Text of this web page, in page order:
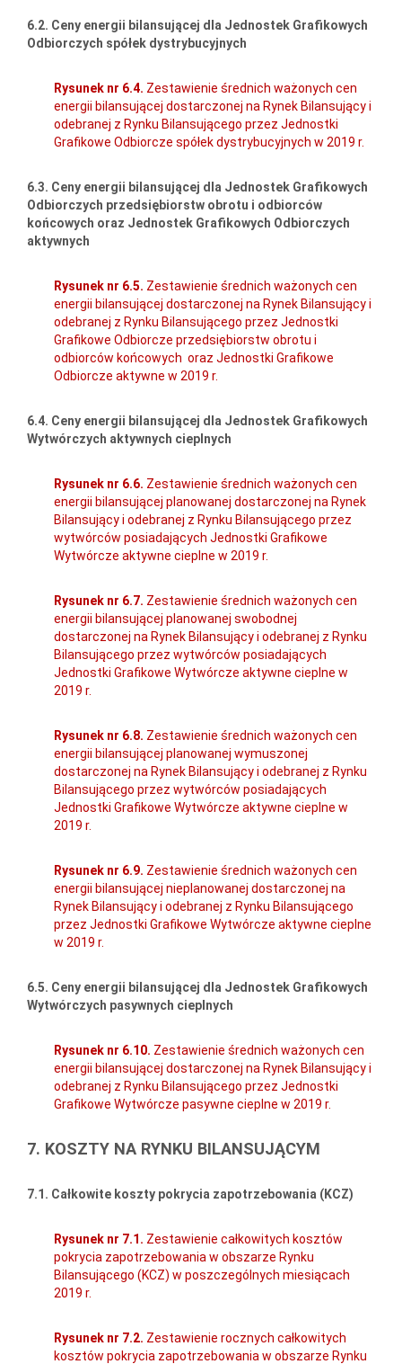
6.2. Ceny energii bilansującej dla Jednostek Grafikowych
Odbiorczych spółek dystrybucyjnych
Rysunek nr 6.4. Zestawienie średnich ważonych cen
energii bilansującej dostarczonej na Rynek Bilansujący i
odebranej z Rynku Bilansującego przez Jednostki
Grafikowe Odbiorcze spółek dystrybucyjnych w 2019 r.
6.3. Ceny energii bilansującej dla Jednostek Grafikowych
Odbiorczych przedsiębiorstw obrotu i odbiorców
końcowych oraz Jednostek Grafikowych Odbiorczych
aktywnych
Rysunek nr 6.5. Zestawienie średnich ważonych cen
energii bilansującej dostarczonej na Rynek Bilansujący i
odebranej z Rynku Bilansującego przez Jednostki
Grafikowe Odbiorcze przedsiębiorstw obrotu i
odbiorców końcowych oraz Jednostki Grafikowe
Odbiorcze aktywne w 2019 r.
6.4. Ceny energii bilansującej dla Jednostek Grafikowych
Wytwórczych aktywnych cieplnych
Rysunek nr 6.6. Zestawienie średnich ważonych cen
energii bilansującej planowanej dostarczonej na Rynek
Bilansujący i odebranej z Rynku Bilansującego przez
wytwórców posiadających Jednostki Grafikowe
Wytwórcze aktywne cieplne w 2019 r.
Rysunek nr 6.7. Zestawienie średnich ważonych cen
energii bilansującej planowanej swobodnej
dostarczonej na Rynek Bilansujący i odebranej z Rynku
Bilansującego przez wytwórców posiadających
Jednostki Grafikowe Wytwórcze aktywne cieplne w
2019 r.
Rysunek nr 6.8. Zestawienie średnich ważonych cen
energii bilansującej planowanej wymuszonej
dostarczonej na Rynek Bilansujący i odebranej z Rynku
Bilansującego przez wytwórców posiadających
Jednostki Grafikowe Wytwórcze aktywne cieplne w
2019 r.
Rysunek nr 6.9. Zestawienie średnich ważonych cen
energii bilansującej nieplanowanej dostarczonej na
Rynek Bilansujący i odebranej z Rynku Bilansującego
przez Jednostki Grafikowe Wytwórcze aktywne cieplne
w 2019 r.
6.5. Ceny energii bilansującej dla Jednostek Grafikowych
Wytwórczych pasywnych cieplnych
Rysunek nr 6.10. Zestawienie średnich ważonych cen
energii bilansującej dostarczonej na Rynek Bilansujący i
odebranej z Rynku Bilansującego przez Jednostki
Grafikowe Wytwórcze pasywne cieplne w 2019 r.
7. KOSZTY NA RYNKU BILANSUJĄCYM
7.1. Całkowite koszty pokrycia zapotrzebowania (KCZ)
Rysunek nr 7.1. Zestawienie całkowitych kosztów
pokrycia zapotrzebowania w obszarze Rynku
Bilansującego (KCZ) w poszczególnych miesiącach
2019 r.
Rysunek nr 7.2. Zestawienie rocznych całkowitych
kosztów pokrycia zapotrzebowania w obszarze Rynku